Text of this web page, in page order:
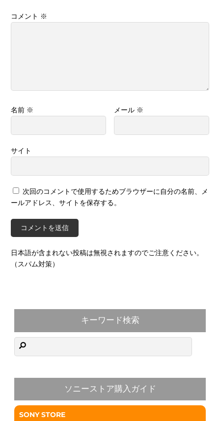
コメント ※
名前 ※ メール ※
サイト
次回のコメントで使用するためブラウザーに自分の名前、メ
ールアドレス、サイトを保存する。
日本語が含まれない投稿は無視されますのでご注意ください。
（スパム対策）
キーワード検索
ソニーストア購入ガイド
SONY STORE